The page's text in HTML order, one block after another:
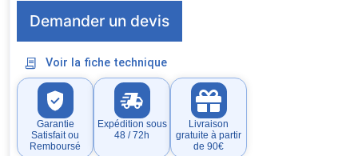
Demander un devis
Voir la fiche technique
Garantie
Satisfait ou
Remboursé
Expédition sous
48 / 72h
Livraison
gratuite à partir
de 90€